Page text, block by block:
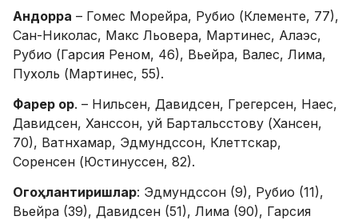
Андорра – Гомес Морейра, Рубио (Клементе, 77),
Сан-Николас, Макс Льовера, Мартинес, Алаэс,
Рубио (Гарсия Реном, 46), Вьейра, Валес, Лима,
Пухоль (Мартинес, 55).
Фарер ор. – Нильсен, Давидсен, Грегерсен, Наес,
Давидсен, Ханссон, уй Бартальсстову (Хансен,
70), Ватнхамар, Эдмундссон, Клеттскар,
Соренсен (Юстинуссен, 82).
Огоҳлантиришлар: Эдмундссон (9), Рубио (11),
Вьейра (39), Давидсен (51), Лима (90), Гарсия